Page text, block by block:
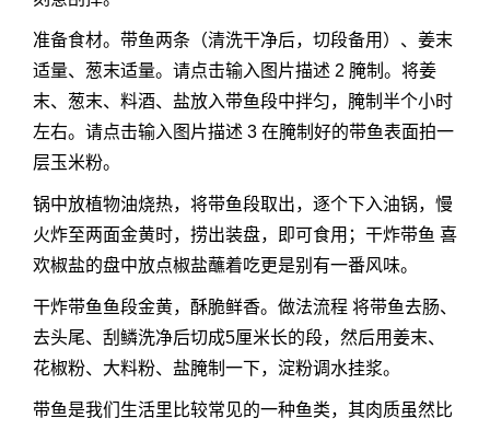
准备食材。带鱼两条（清洗干净后，切段备用）、姜末
适量、葱末适量。请点击输入图片描述 2 腌制。将姜
末、葱末、料酒、盐放入带鱼段中拌匀，腌制半个小时
左右。请点击输入图片描述 3 在腌制好的带鱼表面拍一
层玉米粉。
锅中放植物油烧热，将带鱼段取出，逐个下入油锅，慢
火炸至两面金黄时，捞出装盘，即可食用；干炸带鱼 喜
欢椒盐的盘中放点椒盐蘸着吃更是别有一番风味。
干炸带鱼鱼段金黄，酥脆鲜香。做法流程 将带鱼去肠、
去头尾、刮鳞洗净后切成5厘米长的段，然后用姜末、
花椒粉、大料粉、盐腌制一下，淀粉调水挂浆。
带鱼是我们生活里比较常见的一种鱼类，其肉质虽然比